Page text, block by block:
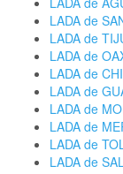
LADA de
LADA de
LADA de
LADA de
LADA de
LADA de
LADA de
LADA de
LADA de